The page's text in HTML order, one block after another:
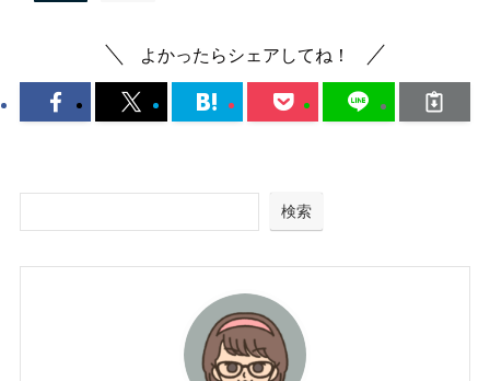
よかったらシェアしてね！
検索